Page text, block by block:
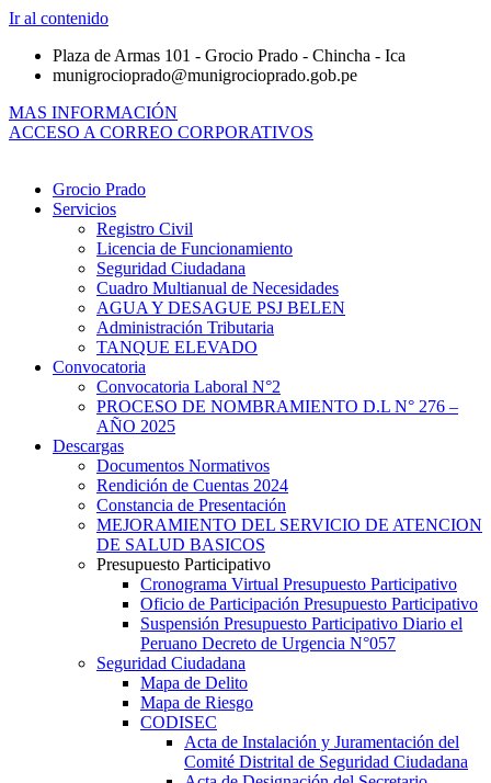
Ir al contenido
Plaza de Armas 101 - Grocio Prado - Chincha - Ica
munigrocioprado@munigrocioprado.gob.pe
MAS INFORMACIÓN
ACCESO A CORREO CORPORATIVOS
Grocio Prado
Servicios
Registro Civil
Licencia de Funcionamiento
Seguridad Ciudadana
Cuadro Multianual de Necesidades
AGUA Y DESAGUE PSJ BELEN
Administración Tributaria
TANQUE ELEVADO
Convocatoria
Convocatoria Laboral N°2
PROCESO DE NOMBRAMIENTO D.L N° 276 –
AÑO 2025
Descargas
Documentos Normativos
Rendición de Cuentas 2024
Constancia de Presentación
MEJORAMIENTO DEL SERVICIO DE ATENCION
DE SALUD BASICOS
Presupuesto Participativo
Cronograma Virtual Presupuesto Participativo
Oficio de Participación Presupuesto Participativo
Suspensión Presupuesto Participativo Diario el
Peruano Decreto de Urgencia N°057
Seguridad Ciudadana
Mapa de Delito
Mapa de Riesgo
CODISEC
Acta de Instalación y Juramentación del
Comité Distrital de Seguridad Ciudadana